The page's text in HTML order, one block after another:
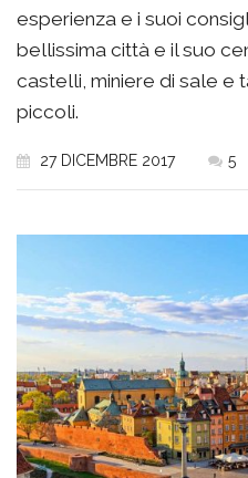
esperienza e i suoi
bellissima città e il suo
castelli, miniere di sale e
piccoli.
27 DICEMBRE 2017 5